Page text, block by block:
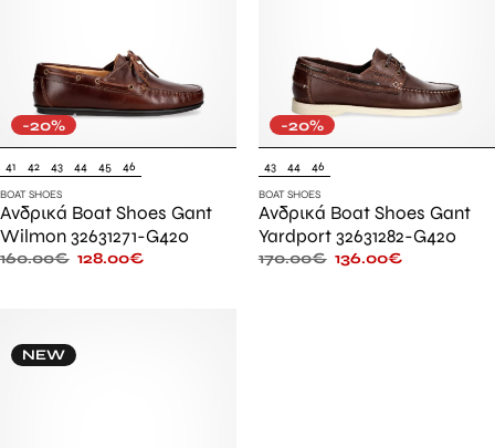
-20%
41 42 43 44 45 46
BOAT SHOES
Ανδρικά Boat Shoes Gant
Wilmon 32631271-G420
160.00€ 128.00€
-20%
43 44 46
BOAT SHOES
Ανδρικά Boat Shoes Gant
Yardport 32631282-G420
170.00€ 136.00€
NEW